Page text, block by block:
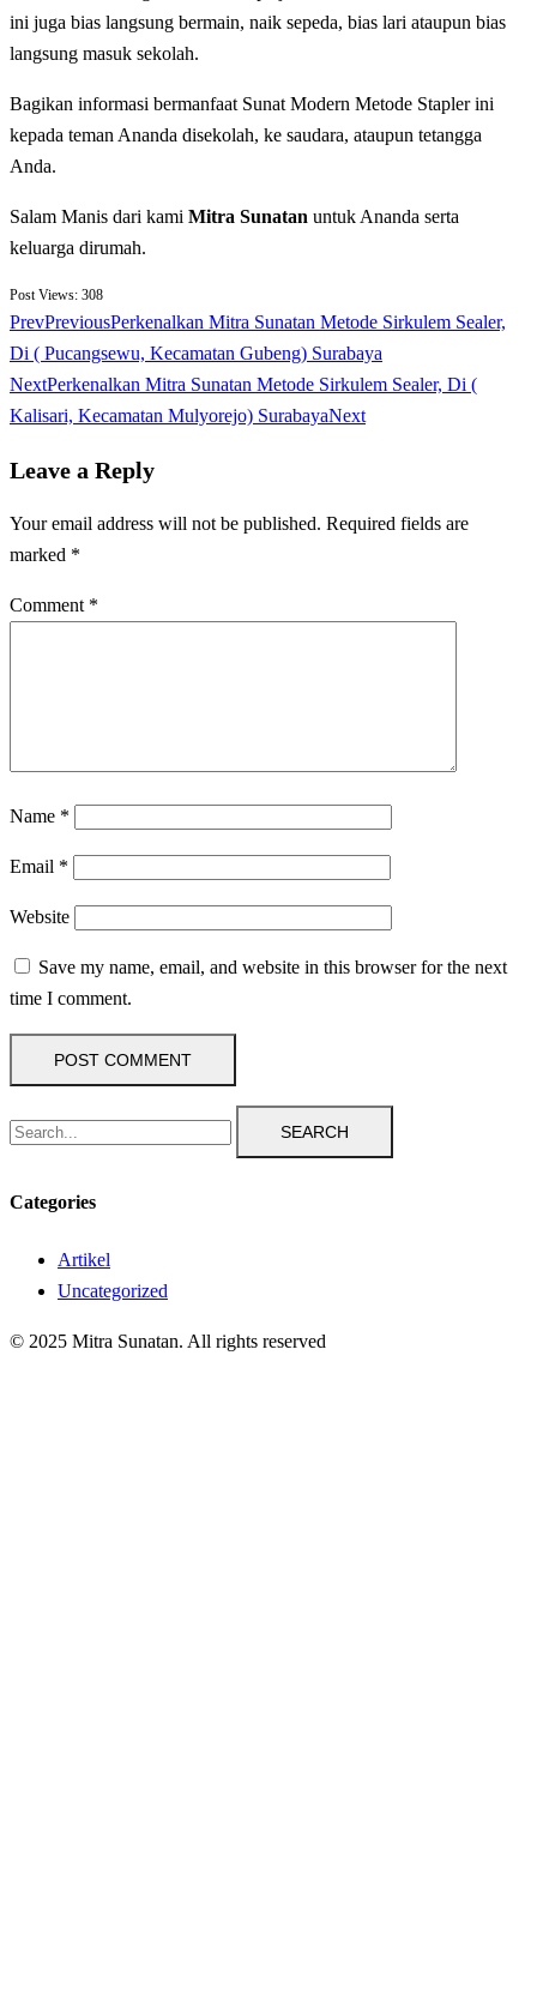
ini juga bias langsung bermain, naik sepeda, bias lari ataupun bias
langsung masuk sekolah.
Bagikan informasi bermanfaat Sunat Modern Metode Stapler ini
kepada teman Ananda disekolah, ke saudara, ataupun tetangga
Anda.
Salam Manis dari kami Mitra Sunatan untuk Ananda serta
keluarga dirumah.
Post Views: 308
PrevPreviousPerkenalkan Mitra Sunatan Metode Sirkulem Sealer,
Di ( Pucangsewu, Kecamatan Gubeng) Surabaya
NextPerkenalkan Mitra Sunatan Metode Sirkulem Sealer, Di (
Kalisari, Kecamatan Mulyorejo) SurabayaNext
Leave a Reply
Your email address will not be published. Required fields are
marked *
Comment *
Name *
Email *
Website
Save my name, email, and website in this browser for the next
time I comment.
SEARCH
Categories
Artikel
Uncategorized
© 2025 Mitra Sunatan. All rights reserved